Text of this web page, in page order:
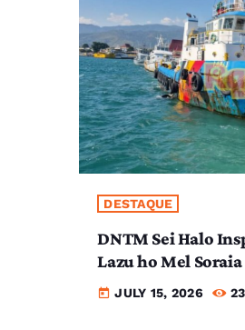
DESTAQUE
DNTM Sei Halo
Lazu ho Mel Soraia
today JULY 15, 2026 23